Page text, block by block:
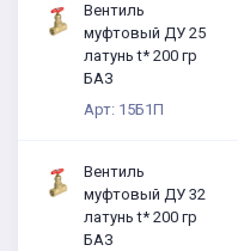
Вентиль
муфтовый ДУ 25
латунь t* 200 гр
БАЗ
Арт: 15Б1П
Вентиль
муфтовый ДУ 32
латунь t* 200 гр
БАЗ